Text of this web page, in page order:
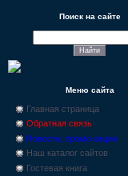
Поиск на сайте
Меню сайта
Главная страница
Обратная связь
Новости, промо-акции
Наш каталог сайтов
Гостевая книга